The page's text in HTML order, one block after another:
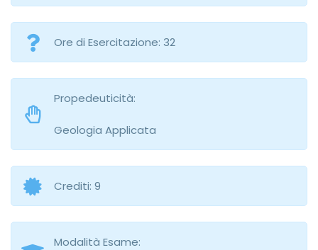
Ore di Esercitazione: 32
Propedeuticità:
Geologia Applicata
Crediti: 9
Modalità Esame: